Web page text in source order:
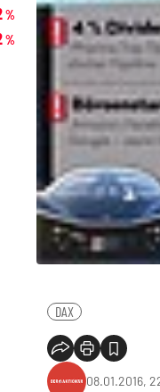
DAX
08.01.2016,
%
%